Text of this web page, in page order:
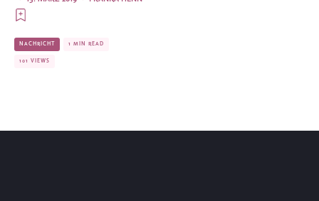
NACHRICHT 1 MIN READ
101 VIEWS